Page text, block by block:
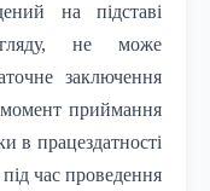
на підставі
не може
заключення
приймання
в працездатності
час проведення